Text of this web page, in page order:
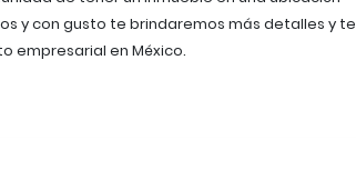
y con gusto te brindaremos más detalles y te
empresarial en México.